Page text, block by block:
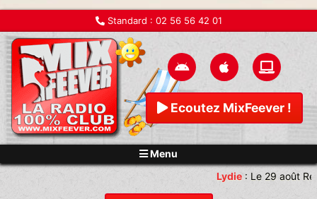
Standard : 02 56 56 42 01
Ecoutez MixFeever !
Menu
Lydie: Le 29 août